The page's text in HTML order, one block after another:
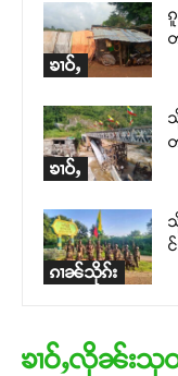
ၶၢဝ်ႇ
ၶၢဝ်ႇ
ၵၢၼ်သိုၵ်း
ၶၢဝ်ႇလိုၼ်းသု